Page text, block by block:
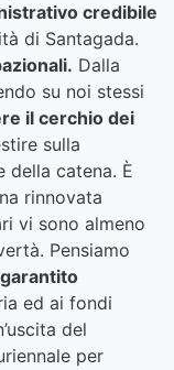
credibile
di Santagada.
Dalla
su noi stessi
il cerchio dei
sulla
della catena. È
rinnovata
vi sono almeno
Pensiamo
ed ai fondi
del
per